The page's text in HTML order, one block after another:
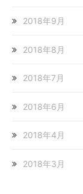
2018年9月
2018年8月
2018年7月
2018年6月
2018年4月
2018年3月